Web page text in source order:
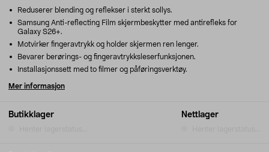
Butikklager Nettlager
Reduserer blending og reflekser i sterkt sollys.
Samsung Anti-reflecting Film skjermbeskytter med antirefleks for
Galaxy S26+.
Motvirker fingeravtrykk og holder skjermen ren lenger.
Bevarer berørings- og fingeravtrykksleserfunksjonen.
Installasjonssett med to filmer og påføringsverktøy.
Mer informasjon